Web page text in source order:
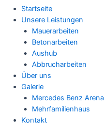
Startseite
Unsere Leistungen
Mauerarbeiten
Betonarbeiten
Aushub
Abbrucharbeiten
Über uns
Galerie
Mercedes Benz Arena
Mehrfamilienhaus
Kontakt